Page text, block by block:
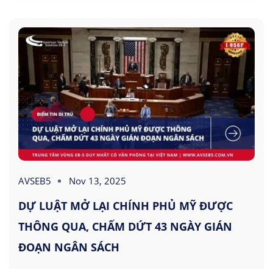
AVSEB5 Nov 13, 2025
DỰ LUẬT MỞ LẠI CHÍNH PHỦ MỸ ĐƯỢC
THÔNG QUA, CHẤM DỨT 43 NGÀY GIÁN
ĐOẠN NGÂN SÁCH